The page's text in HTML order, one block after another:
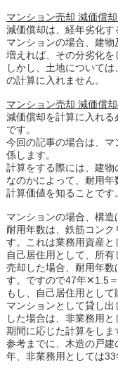
マンション売却 減価償
減価償却は、経年劣化す
マンションの場合、建
増えれば、その分劣化を
しかし、土地について
の計算に入れません。
マンション売却 減価償
減価償却を計算に入れる
です。
今回の記事の場合は、
係します。
計算をする際には、建
なのかによって、耐用
計算価値を知ることです。
マンションの場合、構造
耐用年数は、鉄筋コン
す。これは業務用資産と
自己居住用として、所
売却した場合、耐用年
す。ですので47年✕1.5＝
もし、自己居住用とし
マンションとして貸し
した場合は、非業務用
期間に応じた計算をしま
参考までに、木造の戸
年、非業務用としては33